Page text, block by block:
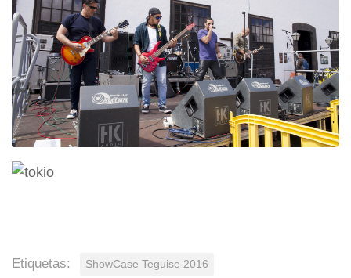
Etiquetas: ShowCase Teguise 2016